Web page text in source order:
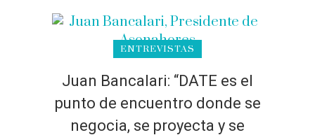
ENTREVISTAS
Juan Bancalari: “DATE es el
punto de encuentro donde se
negocia, se proyecta y se